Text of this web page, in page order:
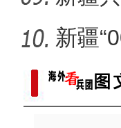
新疆